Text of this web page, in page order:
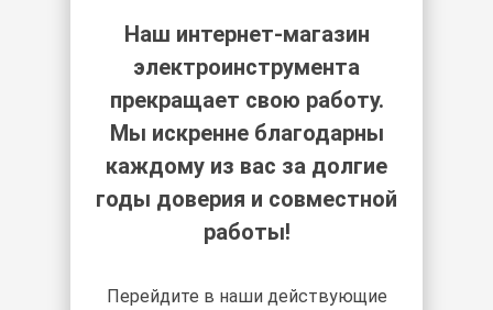
Наш интернет-магазин
электроинструмента
прекращает свою работу.
Мы искренне благодарны
каждому из вас за долгие
годы доверия и совместной
работы!
Перейдите в наши действующие